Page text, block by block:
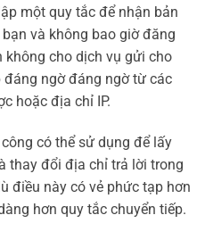
một quy tắc để nhận bản
và không bao giờ đăng
không cho dịch vụ gửi cho
ngờ đáng ngờ từ các
hoặc địa chỉ IP.
có thể sử dụng để lấy
thay đổi địa chỉ trả lời trong
điều này có vẻ phức tạp hơn
hơn quy tắc chuyển tiếp.